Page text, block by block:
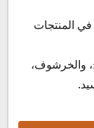
في المنتجات
والخرشوف،